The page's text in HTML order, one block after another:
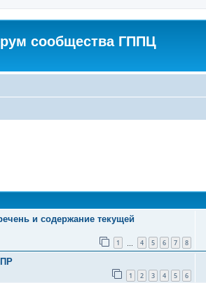
сообщества ГППЦ
и содержание текущей
1 4 5 6 7 8
1 2 3 4 5 6